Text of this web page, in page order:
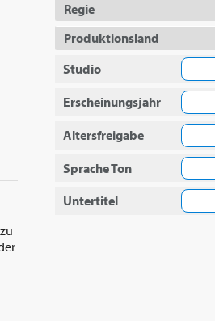
Regie
Produktionsland
Studio
Erscheinungsjahr
Altersfreigabe
Sprache Ton
Untertitel